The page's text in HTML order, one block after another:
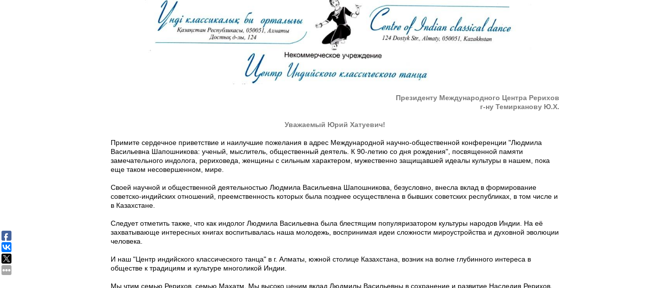
Президенту Международного Центра Рерихов
г-ну Темирканову Ю.Х.
Уважаемый Юрий Хатуевич!
Примите сердечное приветствие и наилучшие пожелания в адрес Международной научно-общественной конференции "Людмила
Васильевна Шапошникова: ученый, мыслитель, общественный деятель. К 90-летию со дня рождения", посвященной памяти
замечательного индолога, рериховеда, женщины с сильным характером, мужественно защищавшей идеалы культуры в нашем, пока
еще таком несовершенном, мире.
Своей научной и общественной деятельностью Людмила Васильевна Шапошникова, безусловно, внесла вклад в формирование
советско-индийских отношений, преемственность которых была позднее осуществлена в бывших советских республиках, в том числе и
в Казахстане.
Следует отметить также, что как индолог Людмила Васильевна была блестящим популяризатором культуры народов Индии. На её
захватывающе интересных книгах воспитывалась наша молодежь, воспринимая идеи сложности мироустройства и духовной эволюции
человека.
И наш "Центр индийского классического танца" в г. Алматы, южной столице Казахстана, возник на волне глубинного интереса в
обществе к традициям и культуре многоликой Индии.
Мы чтим семью Рерихов, семью Махатм. Мы высоко ценим вклад Людмилы Васильевны в сохранение и развитие Наследия Рерихов.